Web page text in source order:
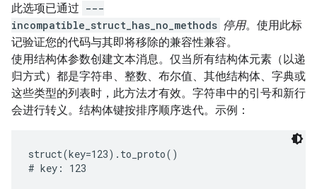
此选项已通过 ---
incompatible_struct_has_no_methods 停用。使用此标
记验证您的代码与其即将移除的兼容性兼容。
使用结构体参数创建文本消息。仅当所有结构体元素（以递
归方式）都是字符串、整数、布尔值、其他结构体、字典或
这些类型的列表时，此方法才有效。字符串中的引号和新行
会进行转义。结构体键按排序顺序迭代。示例：
struct(key=123).to_proto()
# key: 123